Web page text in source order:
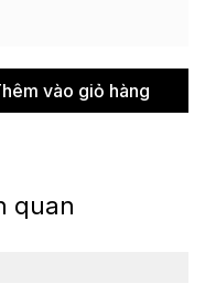
vào giỏ hàng
quan